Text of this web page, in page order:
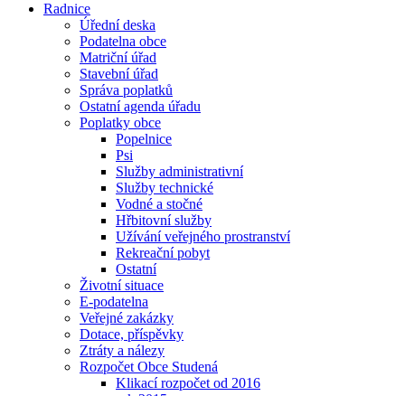
Radnice
Úřední deska
Podatelna obce
Matriční úřad
Stavební úřad
Správa poplatků
Ostatní agenda úřadu
Poplatky obce
Popelnice
Psi
Služby administrativní
Služby technické
Vodné a stočné
Hřbitovní služby
Užívání veřejného prostranství
Rekreační pobyt
Ostatní
Životní situace
E-podatelna
Veřejné zakázky
Dotace, příspěvky
Ztráty a nálezy
Rozpočet Obce Studená
Klikací rozpočet od 2016